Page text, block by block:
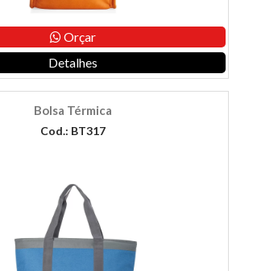
Orçar
Detalhes
Bolsa Térmica
Cod.: BT317